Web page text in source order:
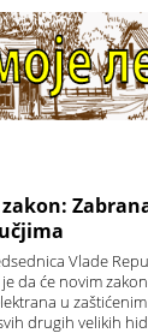
Vlade
je da će novim
u
drugih velikih